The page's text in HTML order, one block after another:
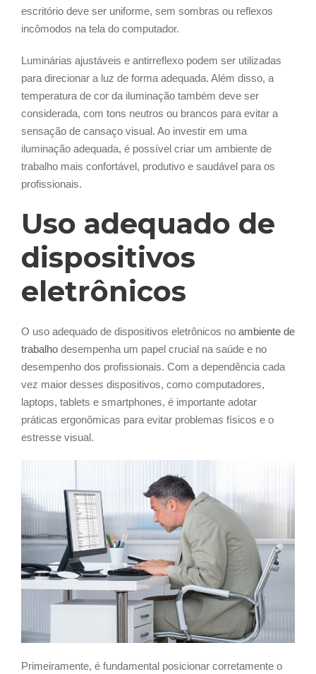
escritório deve ser uniforme, sem sombras ou reflexos
incômodos na tela do computador.
Luminárias ajustáveis e antirreflexo podem ser utilizadas
para direcionar a luz de forma adequada. Além disso, a
temperatura de cor da iluminação também deve ser
considerada, com tons neutros ou brancos para evitar a
sensação de cansaço visual. Ao investir em uma
iluminação adequada, é possível criar um ambiente de
trabalho mais confortável, produtivo e saudável para os
profissionais.
Uso adequado de
dispositivos
eletrônicos
O uso adequado de dispositivos eletrônicos no ambiente de
trabalho desempenha um papel crucial na saúde e no
desempenho dos profissionais. Com a dependência cada
vez maior desses dispositivos, como computadores,
laptops, tablets e smartphones, é importante adotar
práticas ergonômicas para evitar problemas físicos e o
estresse visual.
Primeiramente, é fundamental posicionar corretamente o